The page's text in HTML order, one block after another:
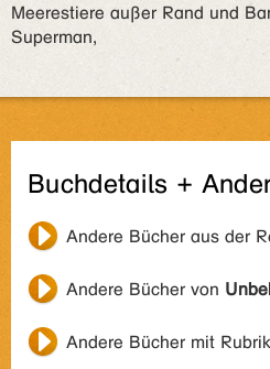
Meerestiere außer Rand und
Superman,
Buchdetails +
Andere Bücher aus der
Andere Bücher von
Andere Bücher mit Rubrik